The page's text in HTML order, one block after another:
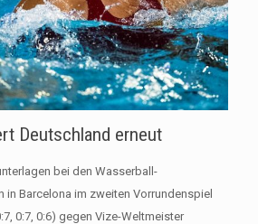
Deutschland erneut
bei den Wasserball-
in Barcelona im zweiten Vorrundenspiel
0:7, 0:6) gegen Vize-Weltmeister